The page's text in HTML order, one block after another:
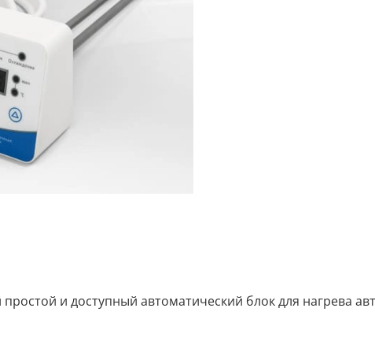
и доступный автоматический блок для нагрева